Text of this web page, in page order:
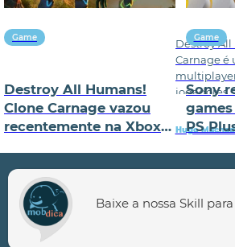
Game
Destroy All Humans!
Clone Carnage vazou
recentemente na Xbox
Destroy
Carnage é
jogadores
Hugo
Game
Sony
PS
Baixe a nossa Skill para